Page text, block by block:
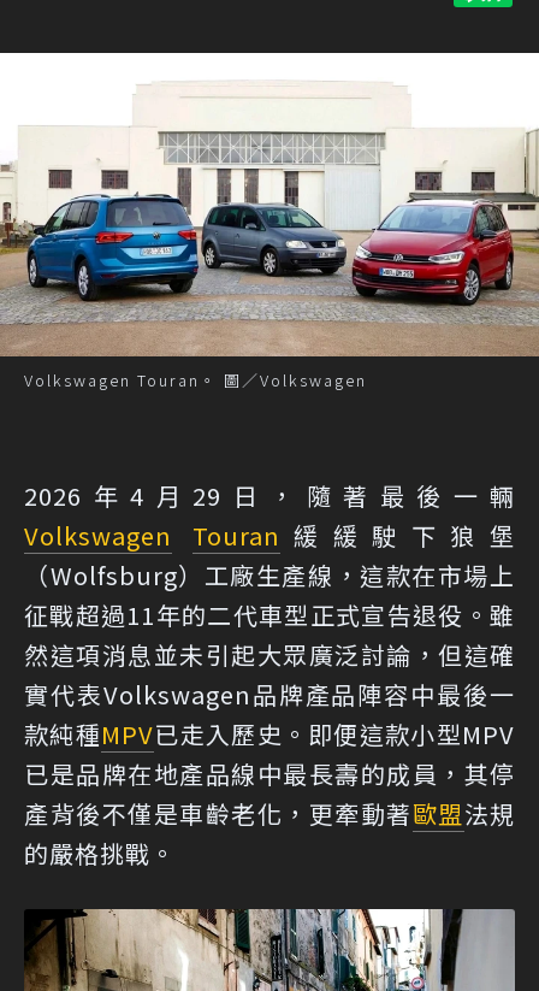
Volkswagen Touran。 圖／Volkswagen
2026年4月29日，隨著最後一輛
Volkswagen
Touran 緩緩駛下狼堡
（Wolfsburg）工廠生產線，這款在市場上
征戰超過11年的二代車型正式宣告退役。雖
然這項消息並未引起大眾廣泛討論，但這確
實代表Volkswagen品牌產品陣容中最後一
款純種MPV已走入歷史。即便這款小型MPV
已是品牌在地產品線中最長壽的成員，其停
產背後不僅是車齡老化，更牽動著歐盟法規
的嚴格挑戰。